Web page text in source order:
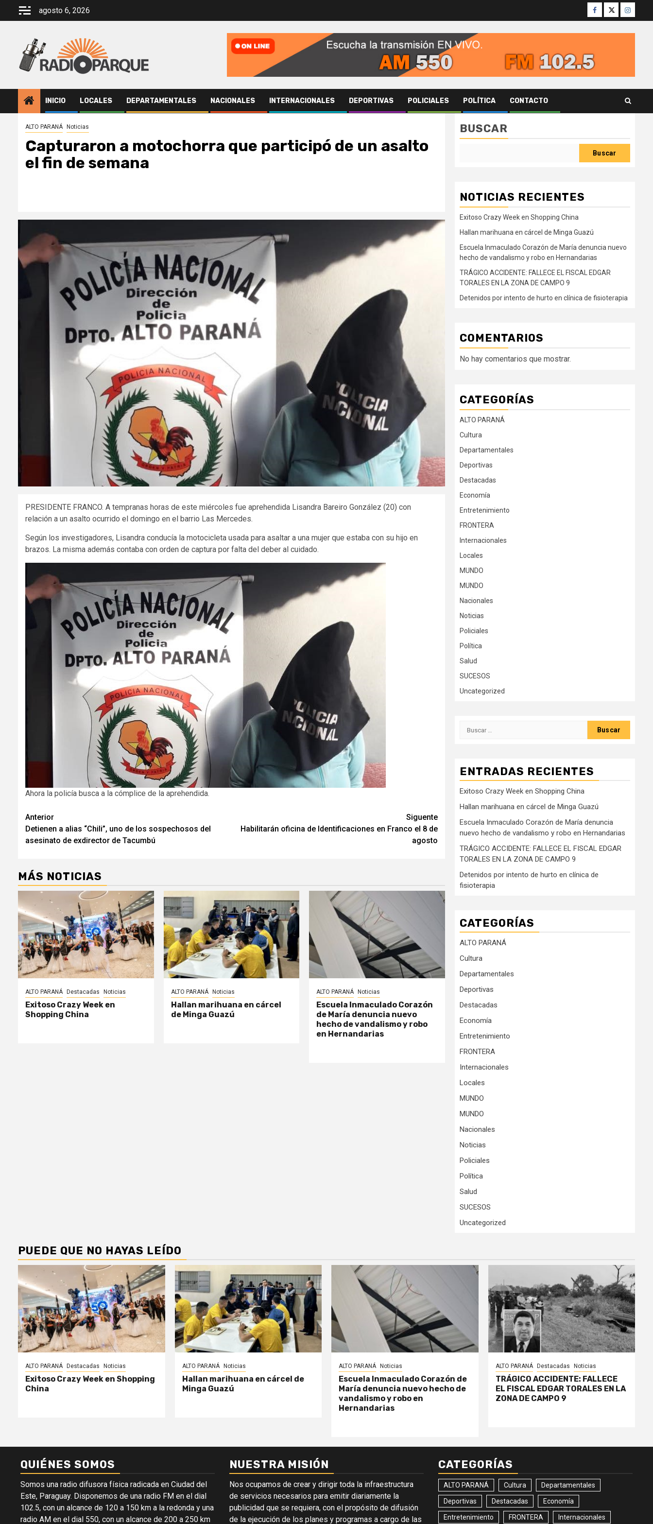
agosto 6, 2026 Facebook
Twitter
INICIO LOCALES DEPARTAMENTALES NACIONALES INTERNACIONALES DEPORTIVAS POLICIALES POLÍTICA CONTACTO
ALTO PARANÁ Noticias
Capturaron a motochorra que participó de un asalto
el fin de semana
PRESIDENTE FRANCO. A tempranas horas de este miércoles fue aprehendida Lisandra Bareiro González (20) con
relación a un asalto ocurrido el domingo en el barrio Las Mercedes.
Según los investigadores, Lisandra conducía la motocicleta usada para asaltar a una mujer que estaba con su hijo en
brazos. La misma además contaba con orden de captura por falta del deber al cuidado.
Ahora la policía busca a la cómplice de la aprehendida.
Navegación
de
Anterior
Detienen a alias “Chili”, uno de los sospechosos del
asesinato de exdirector de Tacumbú
Siguente
Habilitarán oficina de Identificaciones en Franco el 8 de
agosto
MÁS NOTICIAS
ALTO PARANÁ Destacadas Noticias
Exitoso Crazy Week en
Shopping China
ALTO PARANÁ Noticias
Hallan marihuana en cárcel
de Minga Guazú
ALTO PARANÁ Noticias
Escuela Inmaculado Corazón
de María denuncia nuevo
hecho de vandalismo y robo
en Hernandarias
BUSCAR
Buscar
NOTICIAS RECIENTES
Exitoso Crazy Week en Shopping China
Hallan marihuana en cárcel de Minga Guazú
Escuela Inmaculado Corazón de María denuncia nuevo
hecho de vandalismo y robo en Hernandarias
TRÁGICO ACCIDENTE: FALLECE EL FISCAL EDGAR
TORALES EN LA ZONA DE CAMPO 9
Detenidos por intento de hurto en clínica de fisioterapia
COMENTARIOS
No hay comentarios que mostrar.
CATEGORÍAS
ALTO PARANÁ
Cultura
Departamentales
Deportivas
Destacadas
Economía
Entretenimiento
FRONTERA
Internacionales
Locales
MUNDO
MUNDO
Nacionales
Noticias
Policiales
Política
Salud
SUCESOS
Uncategorized
Buscar:
ENTRADAS RECIENTES
Exitoso Crazy Week en Shopping China
Hallan marihuana en cárcel de Minga Guazú
Escuela Inmaculado Corazón de María denuncia
nuevo hecho de vandalismo y robo en Hernandarias
TRÁGICO ACCIDENTE: FALLECE EL FISCAL EDGAR
TORALES EN LA ZONA DE CAMPO 9
Detenidos por intento de hurto en clínica de
fisioterapia
CATEGORÍAS
ALTO PARANÁ
Cultura
Departamentales
Deportivas
Destacadas
Economía
Entretenimiento
FRONTERA
Internacionales
Locales
MUNDO
MUNDO
Nacionales
Noticias
Policiales
Política
Salud
SUCESOS
Uncategorized
PUEDE QUE NO HAYAS LEÍDO
ALTO PARANÁ Destacadas Noticias
Exitoso Crazy Week en Shopping
China
ALTO PARANÁ Noticias
Hallan marihuana en cárcel de
Minga Guazú
ALTO PARANÁ Noticias
Escuela Inmaculado Corazón de
María denuncia nuevo hecho de
vandalismo y robo en
Hernandarias
ALTO PARANÁ Destacadas Noticias
TRÁGICO ACCIDENTE: FALLECE
EL FISCAL EDGAR TORALES EN LA
ZONA DE CAMPO 9
QUIÉNES SOMOS
Somos una radio difusora física radicada en Ciudad del
Este, Paraguay. Disponemos de una radio FM en el dial
102.5, con un alcance de 120 a 150 km a la redonda y una
radio AM en el dial 550, con un alcance de 200 a 250 km
NUESTRA MISIÓN
Nos ocupamos de crear y dirigir toda la infraestructura
de servicios necesarios para emitir diariamente la
publicidad que se requiera, con el propósito de difusión
de la ejecución de los planes y programas a cargo de las
CATEGORÍAS
ALTO PARANÁ Cultura Departamentales
Deportivas Destacadas Economía
Entretenimiento FRONTERA Internacionales